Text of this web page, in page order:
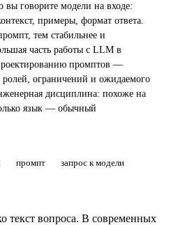
говорите модели на входе:
примеры, формат ответа.
тем стабильнее и
часть работы с LLM в
промптов —
ролей, ограничений и ожидаемого
дисциплина: похоже на
язык — обычный
промпт запрос к модели
текст вопроса. В современных